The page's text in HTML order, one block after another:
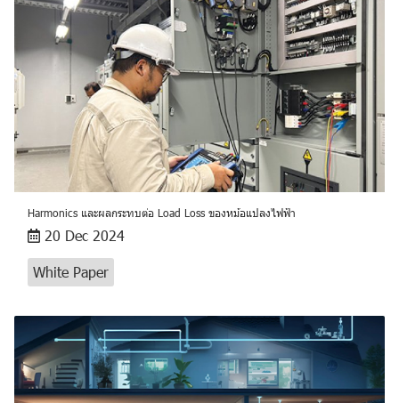
Harmonics และผลกระทบต่อ Load Loss ของหม้อแปลงไฟฟ้า
20 Dec 2024
White Paper